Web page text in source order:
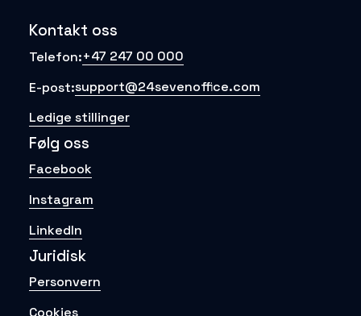
Kontakt oss
Telefon:+47 247 00 000
E-post:support@24sevenoffice.com
Ledige stillinger
Følg oss
Facebook
Instagram
LinkedIn
Juridisk
Personvern
Cookies